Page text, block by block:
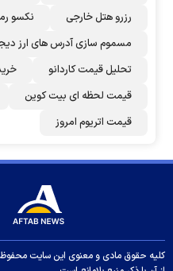
رزرو هتل خارجی
نکسو
مسموم سازی آدرس های ارز
تحلیل قیمت کاردانو
قیمت لحظه ای بیت کوین
قیمت اتریوم امروز
کلیه حقوق مادی و معنوی این سایت محفوظ